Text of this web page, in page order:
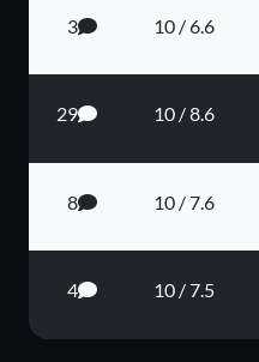
6.6 / 10
3
8.6 / 10
29
7.6 / 10
8
7.5 / 10
4